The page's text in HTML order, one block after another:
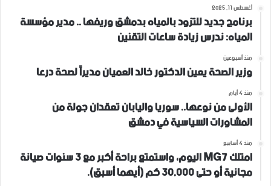
أغسطس 11, 2025
برنامج جديد للتزود بالمياه بدمشق وريفها .. مدير مؤسسة
المياه: ندرس زيادة ساعات التقنين
منذ أسبوعين
وزير الصحة يعين الدكتور خالد العميان مديراً لصحة درعا
منذ 4 أيام
الأولى من نوعها.. سوريا واليابان تعقدان جولة من
المشاورات السياسية في دمشق
منذ 4 أسابيع
امتلك MG7 اليوم، واستمتع براحة أكبر مع 3 سنوات صيانة
مجانية أو حتى 30,000 كم (أيهما أسبق).